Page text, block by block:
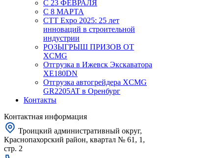
С 23 ФЕВРАЛЯ
С 8 МАРТА
CTT Expo 2025: 25 лет
инноваций в строительной
индустрии
РОЗЫГРЫШ ПРИЗОВ ОТ
XCMG
Отгрузка в Ижевск Экскаватора
XE180DN
Отгрузка автогрейдера XCMG
GR2205AT в Оренбург
Контакты
Контактная информация
Троицкий административный округ,
Краснопахорский район, квартал № 61, 1,
стр. 2